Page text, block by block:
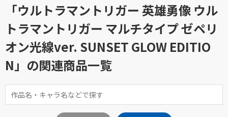
「ウルトラマントリガー 英雄勇像 ウル
トラマントリガー マルチタイプ ゼペリ
オン光線ver. SUNSET GLOW EDITIO
N」の関連商品一覧